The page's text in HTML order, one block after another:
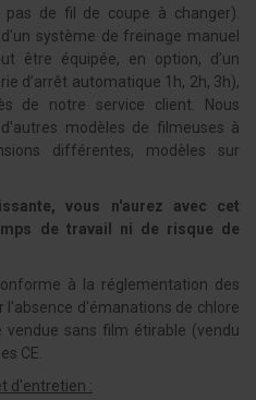
de fil de coupe à changer).
système de freinage manuel
être équipée, en option, d'un
d’arrêt automatique 1h, 2h, 3h),
de notre service client. Nous
modèles de filmeuses à
différentes, modèles sur
vous n'aurez avec cet
de travail ni de risque de
à la réglementation des
l'absence d'émanations de chlore
sans film étirable (vendu
CE.
d'entretien :